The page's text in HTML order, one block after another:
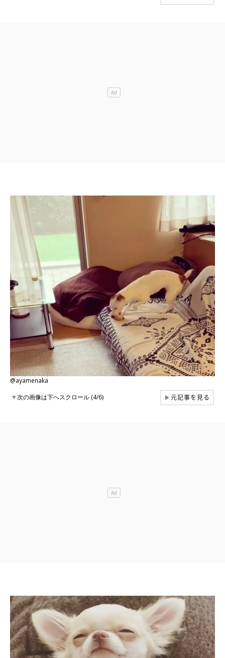
@ayamenaka
▼次の画像は下へスクロール (4/6) ▶元記事を見る